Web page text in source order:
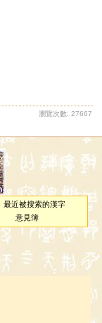
瀏覽次數: 27667
最近被搜索的漢字
意見簿